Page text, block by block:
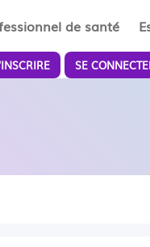
de santé
SE